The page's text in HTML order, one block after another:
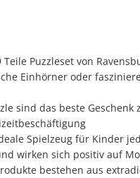
Teile Puzzleset von
Einhörner oder
sind das beste
Spielzeug für Kinder
wirken sich positiv auf
bestehen aus